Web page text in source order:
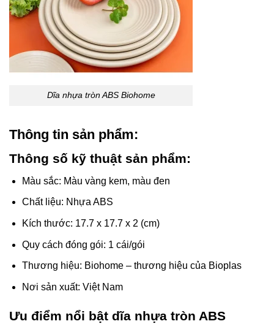
Dĩa nhựa tròn ABS Biohome
Thông tin sản phẩm:
Thông số kỹ thuật sản phẩm:
Màu sắc: Màu vàng kem, màu đen
Chất liệu: Nhựa ABS
Kích thước: 17.7 x 17.7 x 2 (cm)
Quy cách đóng gói: 1 cái/gói
Thương hiệu: Biohome – thương hiệu của Bioplas
Nơi sản xuất: Việt Nam
Ưu điểm nổi bật dĩa nhựa tròn ABS